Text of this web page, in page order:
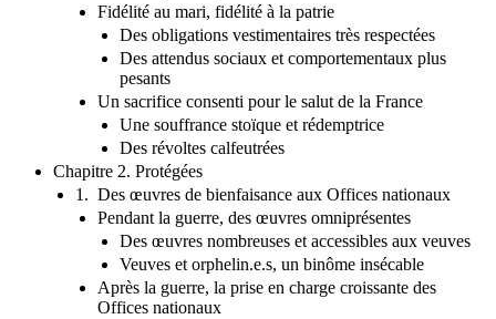
Fidélité au mari, fidélité à la patrie
Des obligations vestimentaires très respectées
Des attendus sociaux et comportementaux plus
pesants
Un sacrifice consenti pour le salut de la France
Une souffrance stoïque et rédemptrice
Des révoltes calfeutrées
Chapitre 2. Protégées
1. Des œuvres de bienfaisance aux Offices nationaux
Pendant la guerre, des œuvres omniprésentes
Des œuvres nombreuses et accessibles aux veuves
Veuves et orphelin.e.s, un binôme insécable
Après la guerre, la prise en charge croissante des
Offices nationaux